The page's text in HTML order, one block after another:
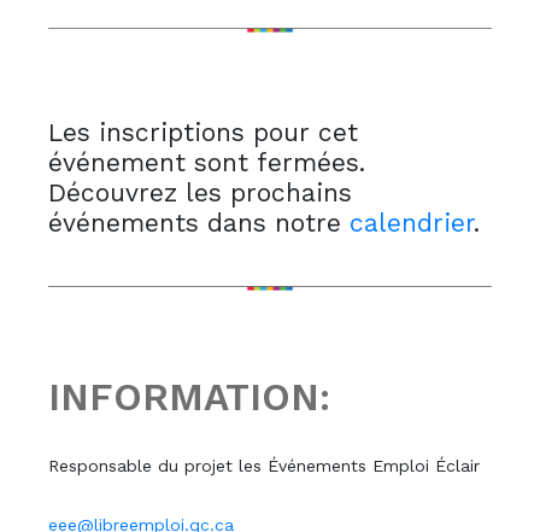
Les inscriptions pour cet
événement sont fermées.
Découvrez les prochains
événements dans notre calendrier.
INFORMATION:
Responsable du projet les Événements Emploi Éclair
eee@libreemploi.qc.ca